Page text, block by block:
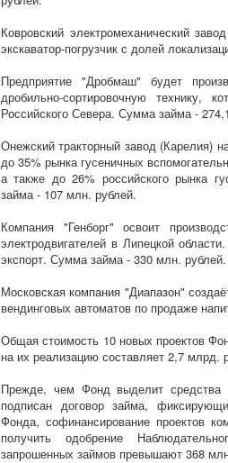
Ковровский электромеханический
экскаватор-погрузчик с долей
Предприятие "Дробмаш" будет
дробильно-сортировочную технику,
Российского Севера. Сумма займа -
Онежский тракторный завод (Карелия)
до 35% рынка гусеничных
а также до 26% российского рынка
займа - 107 млн. рублей.
Компания "Генборг" освоит
электродвигателей в Липецкой
экспорт. Сумма займа - 330 млн. рублей.
Московская компания "Диапазон"
вендинговых автоматов по продаже
Общая стоимость 10 новых проектов
на их реализацию составляет 2,7 млрд.
Прежде, чем Фонд выделит
подписан договор займа,
Фонда, софинансирование проектов
получить одобрение
запрошенных займов превышают 368